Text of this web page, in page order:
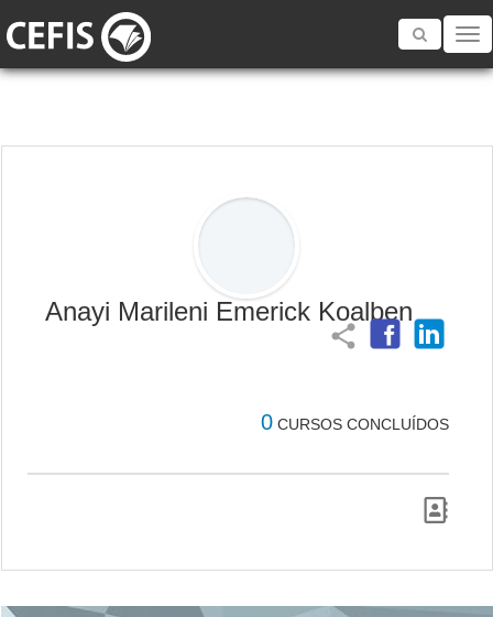
Toggle
Anayi Marileni Emerick Koalben
share
0 CURSOS CONCLUÍDOS